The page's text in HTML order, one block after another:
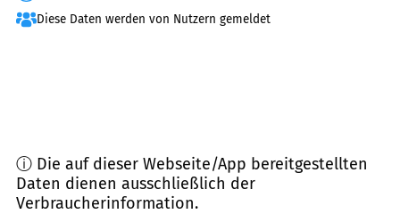
Diese Daten werden von Nutzern gemeldet
ⓘ Die auf dieser Webseite/App bereitgestellten
Daten dienen ausschließlich der
Verbraucherinformation.